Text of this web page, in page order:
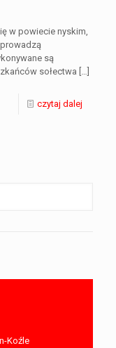
w powiecie nyskim,
są
sołectwa […]
czytaj dalej
Koźle